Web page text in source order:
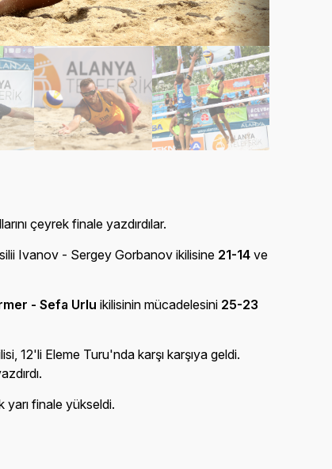
çeyrek finale yazdırdılar.
Ivanov - Sergey Gorbanov ikilisine 21-14 ve
- Sefa Urlu ikilisinin mücadelesini 25-23
12'li Eleme Turu'nda karşı karşıya geldi.
finale yükseldi.